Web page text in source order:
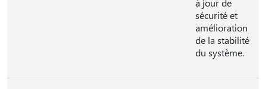
à jour de
sécurité et
amélioration
de la stabilité
du système.